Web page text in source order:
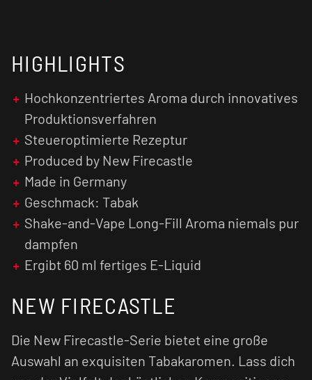
Unser Tipp: Der Geschmack wird in der Regel
intensiver, je länger das fertig gemischte
Liquidreift.
Achtung:Aromaniemals pur dampfen!
HIGHLIGHTS
Hochkonzentriertes Aroma durch innovatives
Produktionsverfahren
Steueroptimierte Rezeptur
Produced by New Firecastle
Made in Germany
Geschmack: Tabak
Shake-and-Vape Long-Fill Aroma niemals pur
dampfen
Ergibt 60 ml fertiges E-Liquid
NEW FIRECASTLE
Die New Firecastle-Serie bietet eine große
Auswahl an exquisiten Tabakaromen. Lass dich